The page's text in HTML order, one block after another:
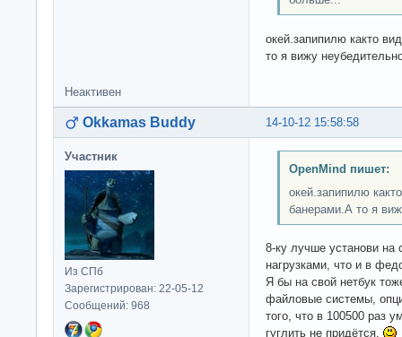
окей.запипилю както
то я вижу
Неактивен
14-10-12 15:58:58
Okkamas Buddy
Участник
Из СПб
Зарегистрирован: 22-05-12
Сообщений: 968
OpenMind пишет:
окей.запипилю
банерами.А то я
8-ку лучше установи на
нагрузками, что и в
Я бы на свой нетбук
файловые системы,
того, что в 100500 раз
гуглить не придётся.